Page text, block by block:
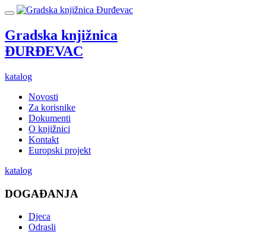
Gradska knjižnica
ĐURĐEVAC
katalog
Novosti
Za korisnike
Dokumenti
O knjižnici
Kontakt
Europski projekt
katalog
DOGAĐANJA
Djeca
Odrasli